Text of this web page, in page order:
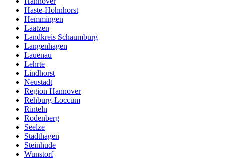
Haste-Hohnhorst
Hemmingen
Laatzen
Landkreis Schaumburg
Langenhagen
Lauenau
Lehrte
Lindhorst
Neustadt
Region Hannover
Rehburg-Loccum
Rinteln
Rodenberg
Seelze
Stadthagen
Steinhude
Wunstorf